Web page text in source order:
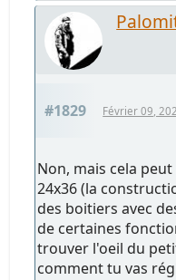
#1829 Février 09,
Non, mais cela
24x36 (la
des boitiers avec
de certaines
trouver l'oeil du
comment tu vas